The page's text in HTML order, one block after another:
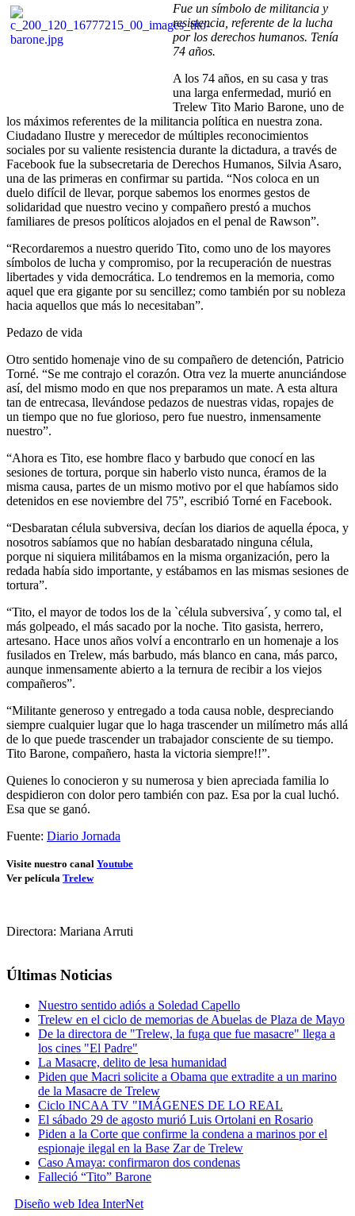
Fue un símbolo de militancia y
resistencia, referente de la lucha
por los derechos humanos. Tenía
74 años.
A los 74 años, en su casa y tras
una larga enfermedad, murió en
Trelew Tito Mario Barone, uno de
los máximos referentes de la militancia política en nuestra zona.
Ciudadano Ilustre y merecedor de múltiples reconocimientos
sociales por su valiente resistencia durante la dictadura, a través de
Facebook fue la subsecretaria de Derechos Humanos, Silvia Asaro,
una de las primeras en confirmar su partida. “Nos coloca en un
duelo difícil de llevar, porque sabemos los enormes gestos de
solidaridad que nuestro vecino y compañero prestó a muchos
familiares de presos políticos alojados en el penal de Rawson”.
“Recordaremos a nuestro querido Tito, como uno de los mayores
símbolos de lucha y compromiso, por la recuperación de nuestras
libertades y vida democrática. Lo tendremos en la memoria, como
aquel que era gigante por su sencillez; como también por su nobleza
hacia aquellos que más lo necesitaban”.
Pedazo de vida
Otro sentido homenaje vino de su compañero de detención, Patricio
Torné. “Se me contrajo el corazón. Otra vez la muerte anunciándose
así, del mismo modo en que nos preparamos un mate. A esta altura
tan de entrecasa, llevándose pedazos de nuestras vidas, ropajes de
un tiempo que no fue glorioso, pero fue nuestro, inmensamente
nuestro”.
“Ahora es Tito, ese hombre flaco y barbudo que conocí en las
sesiones de tortura, porque sin haberlo visto nunca, éramos de la
misma causa, partes de un mismo motivo por el que habíamos sido
detenidos en ese noviembre del 75”, escribió Torné en Facebook.
“Desbaratan célula subversiva, decían los diarios de aquella época, y
nosotros sabíamos que no habían desbaratado ninguna célula,
porque ni siquiera militábamos en la misma organización, pero la
redada había sido importante, y estábamos en las mismas sesiones de
tortura”.
“Tito, el mayor de todos los de la `célula subversiva´, y como tal, el
más golpeado, el más sacado por la noche. Tito gasista, herrero,
artesano. Hace unos años volví a encontrarlo en un homenaje a los
fusilados en Trelew, más barbudo, más blanco en cana, más parco,
aunque inmensamente abierto a la ternura de recibir a los viejos
compañeros”.
“Militante generoso y entregado a toda causa noble, despreciando
siempre cualquier lugar que lo haga trascender un milímetro más allá
de lo que puede trascender un trabajador consciente de su tiempo.
Tito Barone, compañero, hasta la victoria siempre!!”.
Quienes lo conocieron y su numerosa y bien apreciada familia lo
despidieron con dolor pero también con paz. Esa por la cual luchó.
Esa que se ganó.
Fuente: Diario Jornada
Visite nuestro canal Youtube
Ver película Trelew
Directora: Mariana Arruti
Últimas Noticias
Nuestro sentido adiós a Soledad Capello
Trelew en el ciclo de memorias de Abuelas de Plaza de Mayo
De la directora de "Trelew, la fuga que fue masacre" llega a
los cines "El Padre"
La Masacre, delito de lesa humanidad
Piden que Macri solicite a Obama que extradite a un marino
de la Masacre de Trelew
Ciclo INCAA TV "IMÁGENES DE LO REAL
El sábado 29 de agosto murió Luis Ortolani en Rosario
Piden a la Corte que confirme la condena a marinos por el
espionaje ilegal en la Base Zar de Trelew
Caso Amaya: confirmaron dos condenas
Falleció “Tito” Barone
Diseño web Idea InterNet